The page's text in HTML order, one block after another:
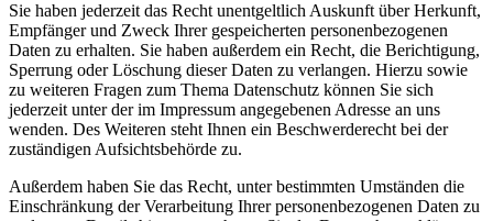
Sie haben jederzeit das Recht unentgeltlich Auskunft über Herkunft,
Empfänger und Zweck Ihrer gespeicherten personenbezogenen
Daten zu erhalten. Sie haben außerdem ein Recht, die Berichtigung,
Sperrung oder Löschung dieser Daten zu verlangen. Hierzu sowie
zu weiteren Fragen zum Thema Datenschutz können Sie sich
jederzeit unter der im Impressum angegebenen Adresse an uns
wenden. Des Weiteren steht Ihnen ein Beschwerderecht bei der
zuständigen Aufsichtsbehörde zu.
Außerdem haben Sie das Recht, unter bestimmten Umständen die
Einschränkung der Verarbeitung Ihrer personenbezogenen Daten zu